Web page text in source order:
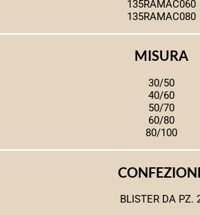
135RAMAC060
135RAMAC080
MISURA
30/50
40/60
50/70
60/80
80/100
BLISTER DA PZ.